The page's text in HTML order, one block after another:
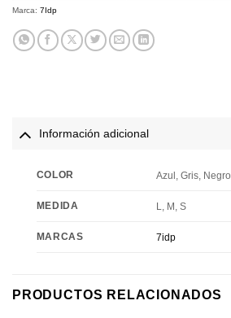
Marca: 7Idp
Información adicional
COLOR Azul, Gris, Negro
MEDIDA L, M, S
MARCAS 7idp
PRODUCTOS RELACIONADOS